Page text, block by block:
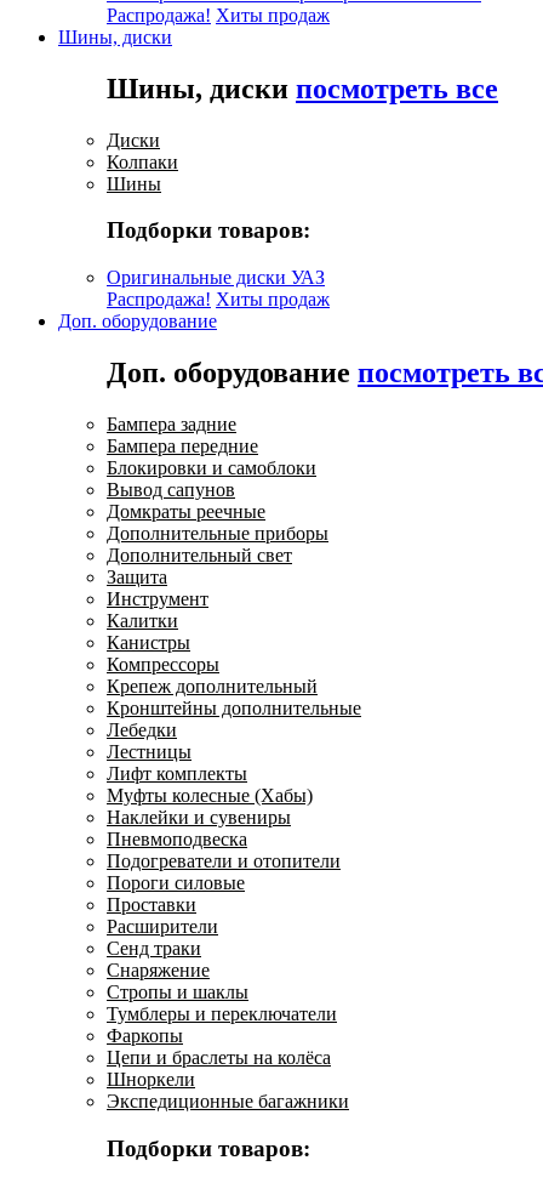
Распродажа! Хиты продаж
Шины, диски
Шины, диски посмотреть все
Диски
Колпаки
Шины
Подборки товаров:
Оригинальные диски УАЗ
Распродажа! Хиты продаж
Доп. оборудование
Доп. оборудование посмотреть
Бампера задние
Бампера передние
Блокировки и самоблоки
Вывод сапунов
Домкраты реечные
Дополнительные приборы
Дополнительный свет
Защита
Инструмент
Калитки
Канистры
Компрессоры
Крепеж дополнительный
Кронштейны дополнительные
Лебедки
Лестницы
Лифт комплекты
Муфты колесные (Хабы)
Наклейки и сувениры
Пневмоподвеска
Подогреватели и отопители
Пороги силовые
Проставки
Расширители
Сенд траки
Снаряжение
Стропы и шаклы
Тумблеры и переключатели
Фаркопы
Цепи и браслеты на колёса
Шноркели
Экспедиционные багажники
Подборки товаров: